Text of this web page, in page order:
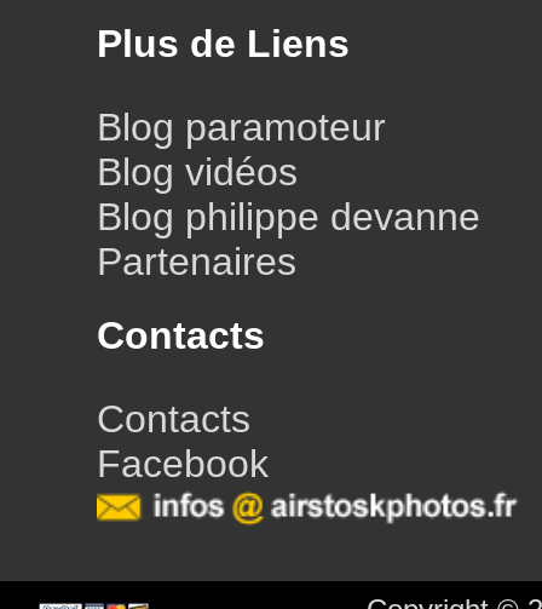
Plus de Liens
Blog paramoteur
Blog vidéos
Blog philippe devanne
Partenaires
Contacts
Contacts
Facebook